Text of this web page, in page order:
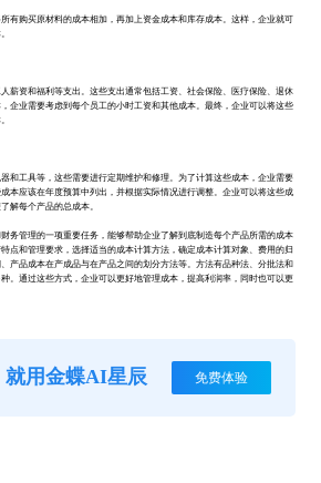
购买原材料的成本相加，再加上资金成本和库存成本。这样，企业就可
资和福利等支出。这些支出通常包括工资、社会保险、医疗保险、退休
企业需要考虑到每个员工的小时工资和其他成本。最终，企业可以将这些
工具等，这些需要进行定期维护和修理。为了计算这些成本，企业需要
本应该在年度预算中列出，并根据实际情况进行调整。企业可以将这些成
解每个产品的总成本。
管理的一项重要任务，能够帮助企业了解到底制造每个产品所需的成本
点和管理要求，选择适当的成本计算方法，确定成本计算对象、费用的归
产品成本在产成品与在产品之间的划分方法等。方法有品种法、分批法和
。通过这些方式，企业可以更好地管理成本，提高利润率，同时也可以更
就用金蝶AI星辰 免费体验